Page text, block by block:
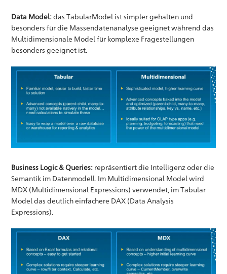
Data Model:das TabularModel ist simpler gehalten und
besonders für die Massendatenanalyse geeignet während das
Multidimensionale Model für komplexe Fragestellungen
besonders geeignet ist.
Business Logic & Queries: repräsentiert die Intelligenz oder die
Semantik im Datenmodell. Im Multidimensional Model wird
MDX (Multidimensional Expressions) verwendet, im Tabular
Model das deutlich einfachere DAX (Data Analysis
Expressions).